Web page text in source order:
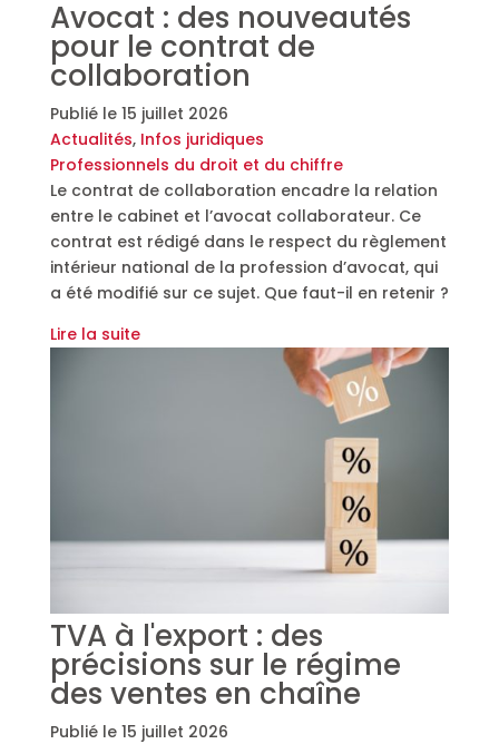
Avocat : des nouveautés
pour le contrat de
collaboration
Publié le 15 juillet 2026
Actualités, Infos juridiques
Professionnels du droit et du chiffre
Le contrat de collaboration encadre la relation
entre le cabinet et l’avocat collaborateur. Ce
contrat est rédigé dans le respect du règlement
intérieur national de la profession d’avocat, qui
a été modifié sur ce sujet. Que faut-il en retenir ?
Lire la suite
TVA à l'export : des
précisions sur le régime
des ventes en chaîne
Publié le 15 juillet 2026